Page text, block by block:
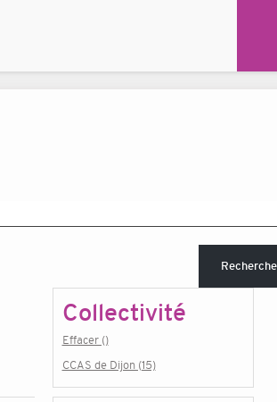
Collectivité
Effacer ()
CCAS de Dijon (15)